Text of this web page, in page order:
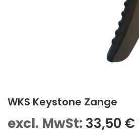
WKS Keystone Zange
excl. MwSt: 33,50 €